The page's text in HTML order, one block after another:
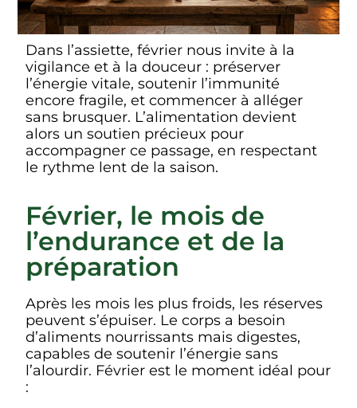
Dans l’assiette, février nous invite à la
vigilance et à la douceur : préserver
l’énergie vitale, soutenir l’immunité
encore fragile, et commencer à alléger
sans brusquer. L’alimentation devient
alors un soutien précieux pour
accompagner ce passage, en respectant
le rythme lent de la saison.
Février, le mois de
l’endurance et de la
préparation
Après les mois les plus froids, les réserves
peuvent s’épuiser. Le corps a besoin
d’aliments nourrissants mais digestes,
capables de soutenir l’énergie sans
l’alourdir. Février est le moment idéal pour
: